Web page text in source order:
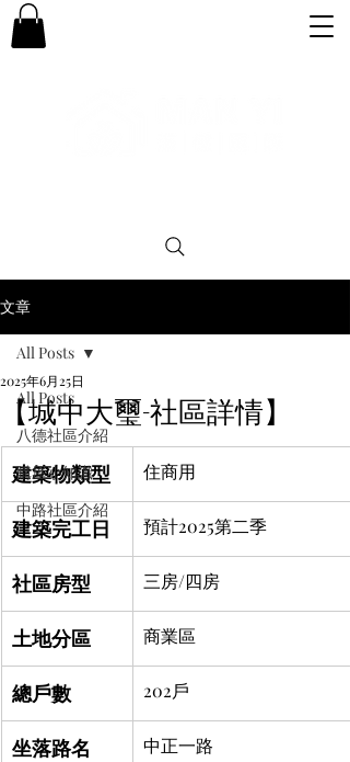
文章
All Posts
八德社區介紹
購屋小知識
中路社區介紹
All Posts
【城中大璽-社區詳情】
2025年6月25日
建築物類型 住商用
建築完工日 預計2025第二季
社區房型 三房/四房
土地分區 商業區
總戶數 202戶
坐落路名 中正一路